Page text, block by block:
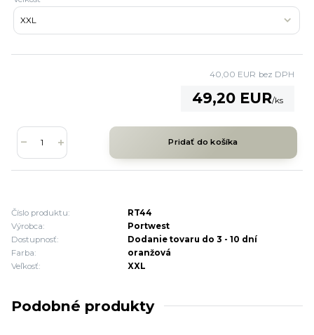
49,20 EUR/ks
40,00 EUR bez DPH
Pridať do košíka
Číslo produktu:
RT44
Výrobca:
Portwest
Dostupnosť:
Dodanie tovaru do 3 - 10 dní
Farba:
oranžová
Veľkosť:
XXL
Podobné produkty